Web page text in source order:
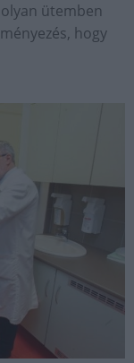
ütemben
hogy